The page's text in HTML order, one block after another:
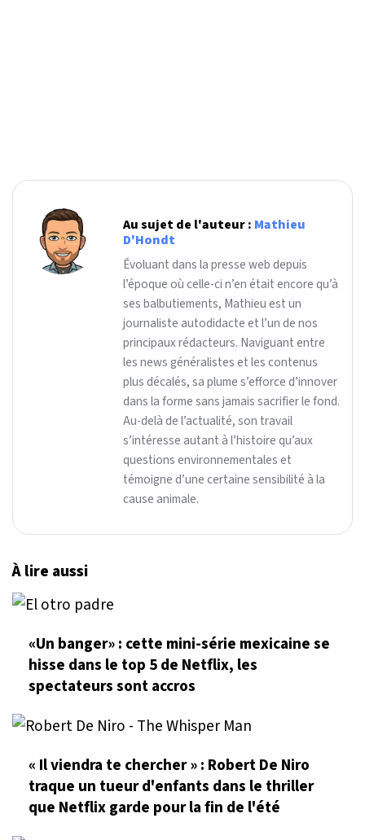
Au sujet de l'auteur : Mathieu
D'Hondt
Évoluant dans la presse web depuis
l’époque où celle-ci n’en était encore qu’à
ses balbutiements, Mathieu est un
journaliste autodidacte et l’un de nos
principaux rédacteurs. Naviguant entre
les news généralistes et les contenus
plus décalés, sa plume s’efforce d’innover
dans la forme sans jamais sacrifier le fond.
Au-delà de l’actualité, son travail
s’intéresse autant à l’histoire qu’aux
questions environnementales et
témoigne d’une certaine sensibilité à la
cause animale.
À lire aussi
«Un banger» : cette mini-série mexicaine se
hisse dans le top 5 de Netflix, les
spectateurs sont accros
« Il viendra te chercher » : Robert De Niro
traque un tueur d'enfants dans le thriller
que Netflix garde pour la fin de l'été